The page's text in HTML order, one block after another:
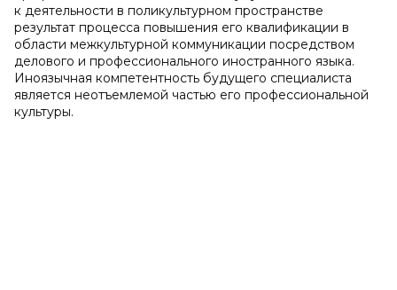
к деятельности в поликультурном пространстве
результат процесса повышения его квалификации в
области межкультурной коммуникации посредством
делового и профессионального иностранного языка.
Иноязычная компетентность будущего специалиста
является неотъемлемой частью его профессиональной
культуры.